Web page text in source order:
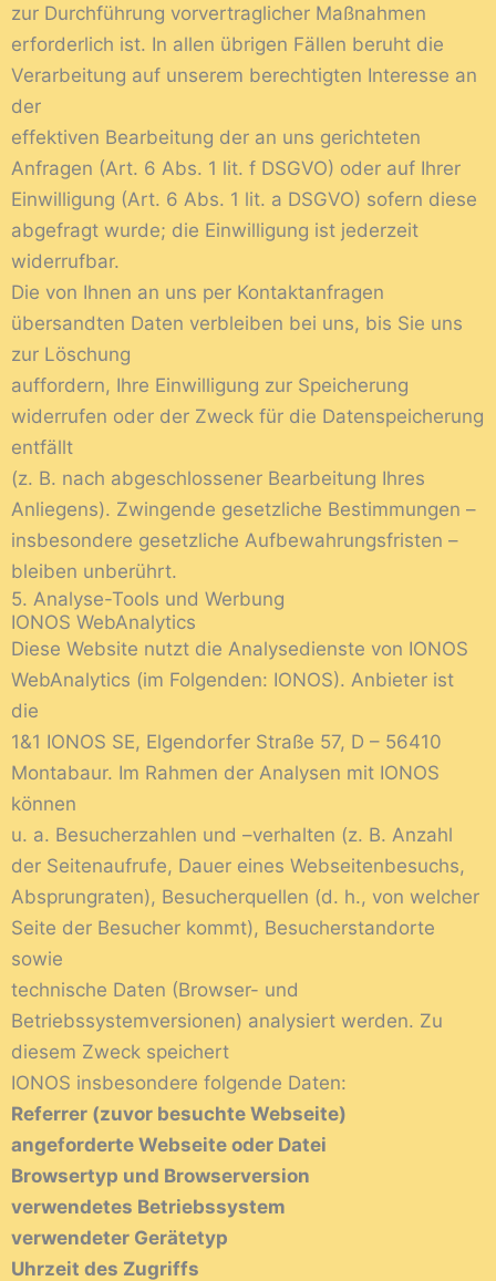
zur Durchführung vorvertraglicher Maßnahmen
erforderlich ist. In allen übrigen Fällen beruht die
Verarbeitung auf unserem berechtigten Interesse an
der
effektiven Bearbeitung der an uns gerichteten
Anfragen (Art. 6 Abs. 1 lit. f DSGVO) oder auf Ihrer
Einwilligung (Art. 6 Abs. 1 lit. a DSGVO) sofern diese
abgefragt wurde; die Einwilligung ist jederzeit
widerrufbar.
Die von Ihnen an uns per Kontaktanfragen
übersandten Daten verbleiben bei uns, bis Sie uns
zur Löschung
auffordern, Ihre Einwilligung zur Speicherung
widerrufen oder der Zweck für die Datenspeicherung
entfällt
(z. B. nach abgeschlossener Bearbeitung Ihres
Anliegens). Zwingende gesetzliche Bestimmungen –
insbesondere gesetzliche Aufbewahrungsfristen –
bleiben unberührt.
5. Analyse-Tools und Werbung
IONOS WebAnalytics
Diese Website nutzt die Analysedienste von IONOS
WebAnalytics (im Folgenden: IONOS). Anbieter ist
die
1&1 IONOS SE, Elgendorfer Straße 57, D – 56410
Montabaur. Im Rahmen der Analysen mit IONOS
können
u. a. Besucherzahlen und –verhalten (z. B. Anzahl
der Seitenaufrufe, Dauer eines Webseitenbesuchs,
Absprungraten), Besucherquellen (d. h., von welcher
Seite der Besucher kommt), Besucherstandorte
sowie
technische Daten (Browser- und
Betriebssystemversionen) analysiert werden. Zu
diesem Zweck speichert
IONOS insbesondere folgende Daten:
Referrer (zuvor besuchte Webseite)
angeforderte Webseite oder Datei
Browsertyp und Browserversion
verwendetes Betriebssystem
verwendeter Gerätetyp
Uhrzeit des Zugriffs